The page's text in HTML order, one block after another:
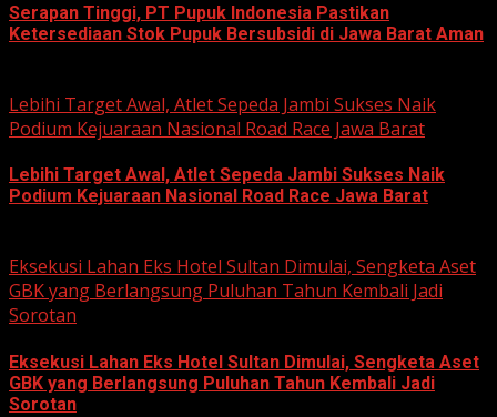
Serapan Tinggi, PT Pupuk Indonesia Pastikan
Ketersediaan Stok Pupuk Bersubsidi di Jawa Barat Aman
Lebihi Target Awal, Atlet Sepeda Jambi Sukses Naik
Podium Kejuaraan Nasional Road Race Jawa Barat
Lebihi Target Awal, Atlet Sepeda Jambi Sukses Naik
Podium Kejuaraan Nasional Road Race Jawa Barat
Eksekusi Lahan Eks Hotel Sultan Dimulai, Sengketa Aset
GBK yang Berlangsung Puluhan Tahun Kembali Jadi
Sorotan
Eksekusi Lahan Eks Hotel Sultan Dimulai, Sengketa Aset
GBK yang Berlangsung Puluhan Tahun Kembali Jadi
Sorotan